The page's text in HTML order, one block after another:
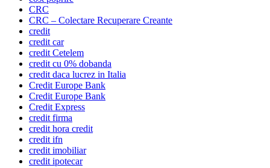
CRC
CRC – Colectare Recuperare Creante
credit
credit car
credit Cetelem
credit cu 0% dobanda
credit daca lucrez in Italia
Credit Europe Bank
Credit Europe Bank
Credit Express
credit firma
credit hora credit
credit ifn
credit imobiliar
credit ipotecar